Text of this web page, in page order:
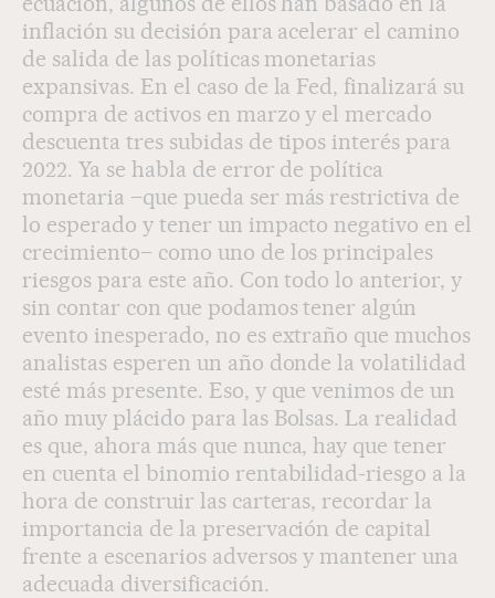
inflación su decisión para acelerar el camino
de salida de las políticas monetarias
expansivas. En el caso de la Fed, finalizará su
compra de activos en marzo y el mercado
descuenta tres subidas de tipos interés para
2022. Ya se habla de error de política
monetaria –que pueda ser más restrictiva de
lo esperado y tener un impacto negativo en el
crecimiento– como uno de los principales
riesgos para este año. Con todo lo anterior, y
sin contar con que podamos tener algún
evento inesperado, no es extraño que muchos
analistas esperen un año donde la volatilidad
esté más presente. Eso, y que venimos de un
año muy plácido para las Bolsas. La realidad
es que, ahora más que nunca, hay que tener
en cuenta el binomio rentabilidad-riesgo a la
hora de construir las carteras, recordar la
importancia de la preservación de capital
frente a escenarios adversos y mantener una
adecuada diversificación.